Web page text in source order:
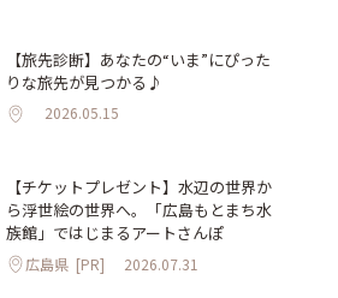
【旅先診断】あなたの“いま”にぴった
りな旅先が見つかる♪
2026.05.15
【チケットプレゼント】水辺の世界か
ら浮世絵の世界へ。「広島もとまち水
族館」ではじまるアートさんぽ
広島県 [PR] 2026.07.31